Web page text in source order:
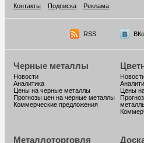
Контакты
Подписка Реклама
RSS
Черные металлы
Новости
Аналитика
Цены на черные металлы
Прогнозы цен на черные металлы
Коммерческие предложения
Цены
Металлоторговля